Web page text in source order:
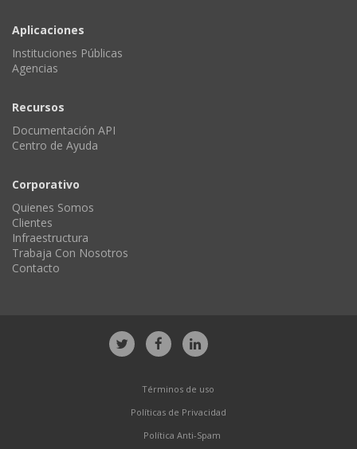
Aplicaciones
Instituciones Públicas
Agencias
Recursos
Documentación API
Centro de Ayuda
Corporativo
Quienes Somos
Clientes
Infraestructura
Trabaja Con Nosotros
Contacto
Términos de uso
Políticas de Privacidad
Política Anti-Spam